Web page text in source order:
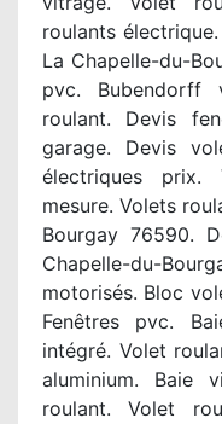
roulants
La Chapelle-du-
pvc. Bubendorff
roulant. Devis
garage. Devis
électriques prix.
mesure. Volets
Bourgay 76590.
Chapelle-du-
motorisés. Bloc
Fenêtres pvc.
intégré. Volet
aluminium. Baie
roulant. Volet